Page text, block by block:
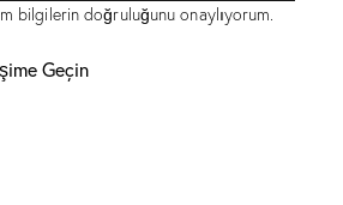
bilgilerin doğruluğunu onaylıyorum.